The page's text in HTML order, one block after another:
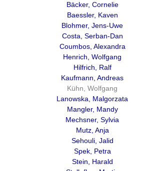
Bäcker, Cornelie
Baessler, Kaven
Blohmer, Jens-Uwe
Costa, Serban-Dan
Coumbos, Alexandra
Henrich, Wolfgang
Hilfrich, Ralf
Kaufmann, Andreas
Kühn, Wolfgang
Lanowska, Malgorzata
Mangler, Mandy
Mechsner, Sylvia
Mutz, Anja
Sehouli, Jalid
Spek, Petra
Stein, Harald